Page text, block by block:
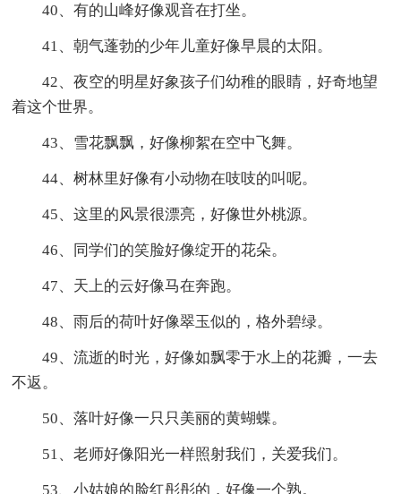
40、有的山峰好像观音在打坐。
41、朝气蓬勃的少年儿童好像早晨的太阳。
42、夜空的明星好象孩子们幼稚的眼睛，好奇地望
着这个世界。
43、雪花飘飘，好像柳絮在空中飞舞。
44、树林里好像有小动物在吱吱的叫呢。
45、这里的风景很漂亮，好像世外桃源。
46、同学们的笑脸好像绽开的花朵。
47、天上的云好像马在奔跑。
48、雨后的荷叶好像翠玉似的，格外碧绿。
49、流逝的时光，好像如飘零于水上的花瓣，一去
不返。
50、落叶好像一只只美丽的黄蝴蝶。
51、老师好像阳光一样照射我们，关爱我们。
53、小姑娘的脸红彤彤的，好像一个熟。